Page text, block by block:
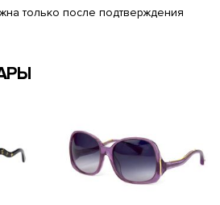
только после подтверждения